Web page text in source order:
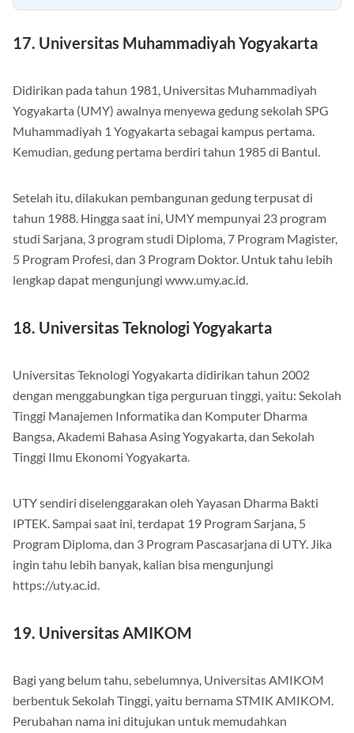
17. Universitas Muhammadiyah Yogyakarta
Didirikan pada tahun 1981, Universitas Muhammadiyah
Yogyakarta (UMY) awalnya menyewa gedung sekolah SPG
Muhammadiyah 1 Yogyakarta sebagai kampus pertama.
Kemudian, gedung pertama berdiri tahun 1985 di Bantul.
Setelah itu, dilakukan pembangunan gedung terpusat di
tahun 1988. Hingga saat ini, UMY mempunyai 23 program
studi Sarjana, 3 program studi Diploma, 7 Program Magister,
5 Program Profesi, dan 3 Program Doktor. Untuk tahu lebih
lengkap dapat mengunjungi www.umy.ac.id.
18. Universitas Teknologi Yogyakarta
Universitas Teknologi Yogyakarta didirikan tahun 2002
dengan menggabungkan tiga perguruan tinggi, yaitu: Sekolah
Tinggi Manajemen Informatika dan Komputer Dharma
Bangsa, Akademi Bahasa Asing Yogyakarta, dan Sekolah
Tinggi Ilmu Ekonomi Yogyakarta.
UTY sendiri diselenggarakan oleh Yayasan Dharma Bakti
IPTEK. Sampai saat ini, terdapat 19 Program Sarjana, 5
Program Diploma, dan 3 Program Pascasarjana di UTY. Jika
ingin tahu lebih banyak, kalian bisa mengunjungi
https://uty.ac.id.
19. Universitas AMIKOM
Bagi yang belum tahu, sebelumnya, Universitas AMIKOM
berbentuk Sekolah Tinggi, yaitu bernama STMIK AMIKOM.
Perubahan nama ini ditujukan untuk memudahkan